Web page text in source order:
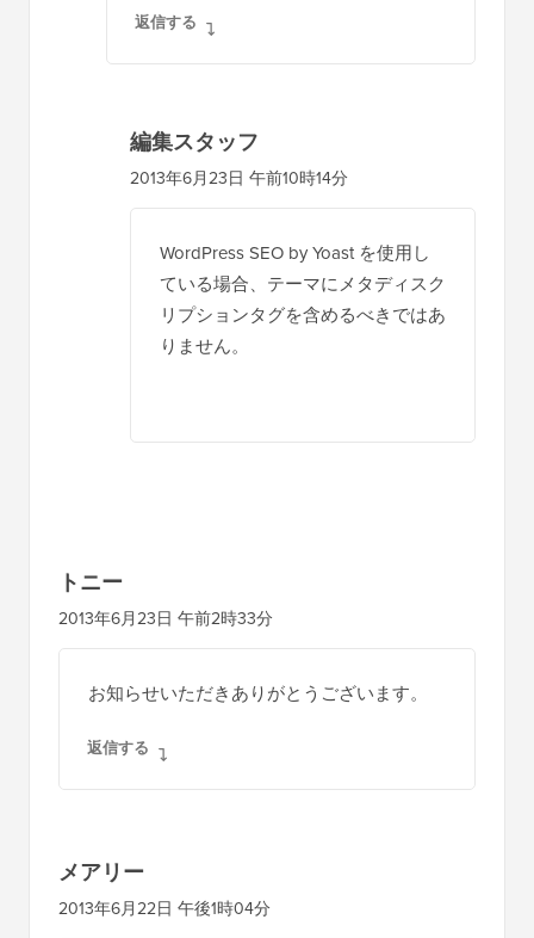
返信する
編集スタッフ
2013年6月23日 午前10時14分
WordPress SEO by Yoast を使用し
ている場合、テーマにメタディスク
リプションタグを含めるべきではあ
りません。
トニー
2013年6月23日 午前2時33分
お知らせいただきありがとうございます。
返信する
メアリー
2013年6月22日 午後1時04分